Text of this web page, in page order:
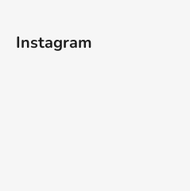
Instagram